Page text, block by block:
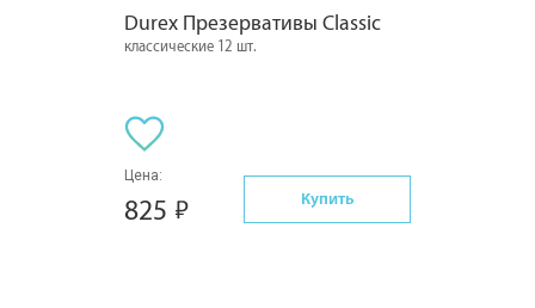
Durex Презервативы Classic
классические 12 шт.
Цена:
825 Купить